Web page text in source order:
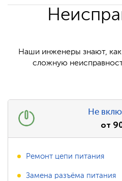
Наши инженеры знают,
сложную
Не
от
Ремонт цепи питания
Замена разъёма питания